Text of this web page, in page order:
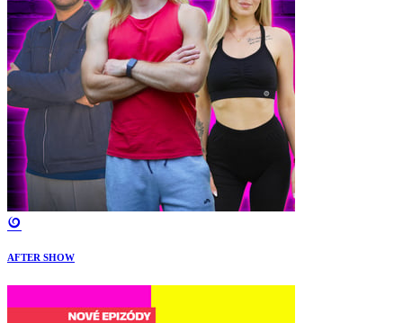
AFTER SHOW